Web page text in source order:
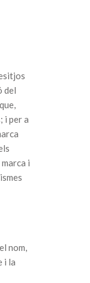
del
i per a
i
nom,
i la